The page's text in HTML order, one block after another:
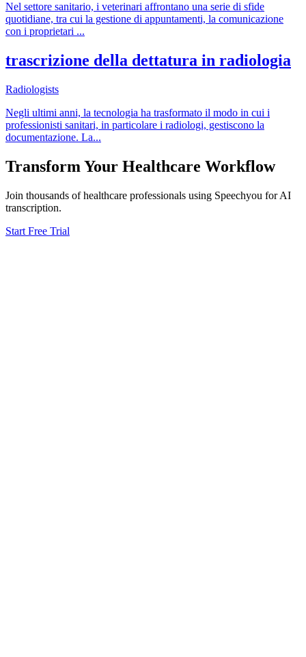
Nel settore sanitario, i veterinari affrontano una serie di sfide
quotidiane, tra cui la gestione di appuntamenti, la comunicazione
con i proprietari ...
trascrizione della dettatura in radiologia
Radiologists
Negli ultimi anni, la tecnologia ha trasformato il modo in cui i
professionisti sanitari, in particolare i radiologi, gestiscono la
documentazione. La...
Transform Your Healthcare Workflow
Join thousands ofhealthcare professionals using Speechyou for AI
transcription.
Start Free Trial